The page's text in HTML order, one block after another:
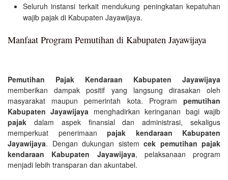
Seluruh instansi terkait mendukung peningkatan kepatuhan
wajib pajak di Kabupaten Jayawijaya.
Manfaat Program Pemutihan di Kabupaten Jayawijaya
Pemutihan Pajak Kendaraan Kabupaten Jayawijaya
memberikan dampak positif yang langsung dirasakan oleh
masyarakat maupun pemerintah kota. Program pemutihan
Kabupaten Jayawijaya menghadirkan keringanan bagi wajib
pajak dalam aspek finansial dan administrasi, sekaligus
memperkuat penerimaan pajak kendaraan Kabupaten
Jayawijaya. Dengan dukungan sistem cek pemutihan pajak
kendaraan Kabupaten Jayawijaya, pelaksanaan program
menjadi lebih transparan dan akuntabel.